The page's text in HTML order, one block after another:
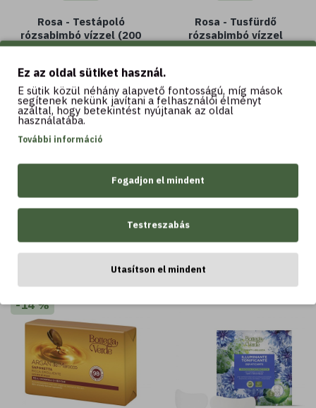
Rosa - Testápoló
rózsabimbó vízzel (200
ml)
4.990 Ft 5.490 Ft
Kosárba
Rosa - Tusfürdő
rózsabimbó vízzel
LEGTÖBBET VÁSÁROLT
LEGTÖBBET VÁSÁROLT
-14 %
Ez az oldal sütiket használ.
E sütik közül néhány alapvető fontosságú, míg mások
segítenek nekünk javítani a felhasználói élményt
azáltal, hogy betekintést nyújtanak az oldal
használatába.
További információ
Fogadjon el mindent
Testreszabás
Utasítson el mindent